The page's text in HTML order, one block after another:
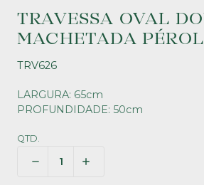
TRAVESSA OVAL
MACHETADA
TRV626
LARGURA: 65cm
PROFUNDIDADE: 50cm
QTD.